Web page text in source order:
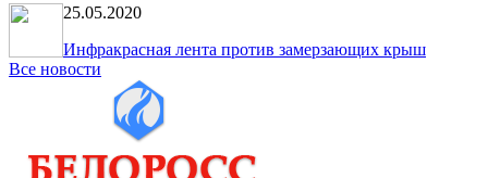
25.05.2020
Инфракрасная лента против замерзающих крыш
Все новости